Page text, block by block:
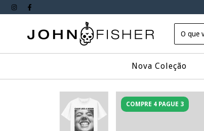
Nova Coleção
COMPRE 4 PAGUE 3